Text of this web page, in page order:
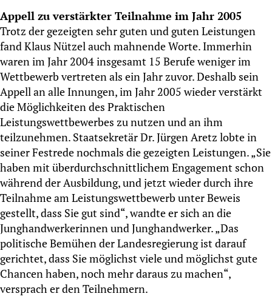
Appell zu verstärkter Teilnahme im Jahr 2005
Trotz der gezeigten sehr guten und guten Leistungen
fand Klaus Nützel auch mahnende Worte. Immerhin
waren im Jahr 2004 insgesamt 15 Berufe weniger im
Wettbewerb vertreten als ein Jahr zuvor. Deshalb sein
Appell an alle Innungen, im Jahr 2005 wieder verstärkt
die Möglichkeiten des Praktischen
Leistungswettbewerbes zu nutzen und an ihm
teilzunehmen. Staatsekretär Dr. Jürgen Aretz lobte in
seiner Festrede nochmals die gezeigten Leistungen. „Sie
haben mit überdurchschnittlichem Engagement schon
während der Ausbildung, und jetzt wieder durch ihre
Teilnahme am Leistungswettbewerb unter Beweis
gestellt, dass Sie gut sind“, wandte er sich an die
Junghandwerkerinnen und Junghandwerker. „Das
politische Bemühen der Landesregierung ist darauf
gerichtet, dass Sie möglichst viele und möglichst gute
Chancen haben, noch mehr daraus zu machen“,
versprach er den Teilnehmern.